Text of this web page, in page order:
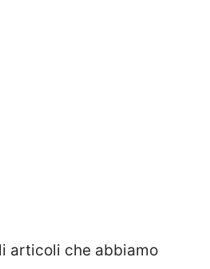
articoli che abbiamo